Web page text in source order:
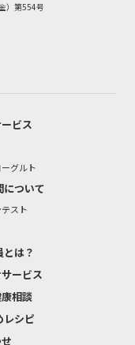
第554号
ビス
グルト
ついて
スト
は？
ービス
相談
レシピ